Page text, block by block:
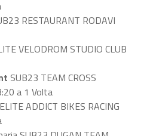
RESTAURANT RODAVI
VELODROM STUDIO CLUB
SUB23 TEAM CROSS
a 1 Volta
ADDICT BIKES RACING